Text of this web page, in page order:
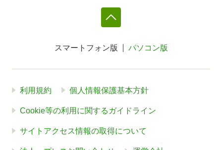
スマートフォン版 パソコン版
利用規約 個人情報保護基本方針
Cookie等の利用に関するガイドライン
サイトアクセス情報の取得について